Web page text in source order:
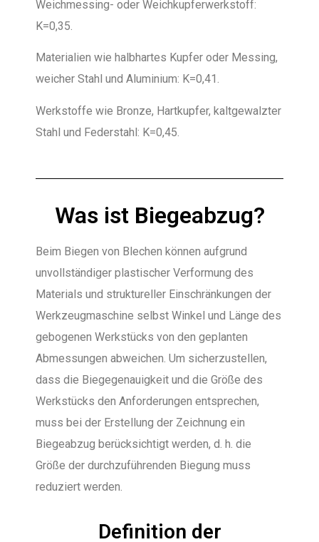
Weichmessing- oder Weichkupferwerkstoff:
K=0,35.
Materialien wie halbhartes Kupfer oder Messing,
weicher Stahl und Aluminium: K=0,41.
Werkstoffe wie Bronze, Hartkupfer, kaltgewalzter
Stahl und Federstahl: K=0,45.
Was ist Biegeabzug?
Beim Biegen von Blechen können aufgrund
unvollständiger plastischer Verformung des
Materials und struktureller Einschränkungen der
Werkzeugmaschine selbst Winkel und Länge des
gebogenen Werkstücks von den geplanten
Abmessungen abweichen. Um sicherzustellen,
dass die Biegegenauigkeit und die Größe des
Werkstücks den Anforderungen entsprechen,
muss bei der Erstellung der Zeichnung ein
Biegeabzug berücksichtigt werden, d. h. die
Größe der durchzuführenden Biegung muss
reduziert werden.
Definition der